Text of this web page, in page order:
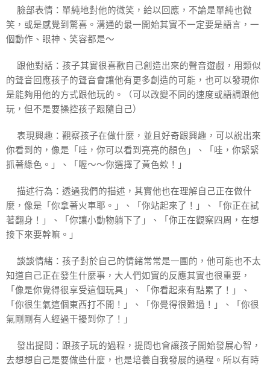
🐵臉部表情：單純地對他的微笑，給以回應，不論是單純也微
笑，或是感覺到驚喜。溝通的最一開始其實不一定要是語言，一
個動作、眼神、笑容都是～
🐔跟他對話：孩子其實很喜歡自己創造出來的聲音遊戲，用類似
的聲音回應孩子的聲音會讓他有更多創造的可能，也可以發現你
是能夠用他的方式跟他玩的。（可以改變不同的速度或語調跟他
玩，但不是要操控孩子跟隨自己）
🐝表現興趣：觀察孩子在做什麼，並且好奇跟興趣，可以說出來
你看到的，像是「哇，你可以看到亮亮的顏色」、「哇，你緊緊
抓著綠色。」、「喔～～你選擇了黃色欸！」
🦁描述行為：透過我們的描述，其實他也在理解自己正在做什
麼，像是「你拿著火車耶。」、「你站起來了！」、「你正在試
著翻身！」、「你讓小動物躺下了」、「你正在觀察四周，在想
接下來要幹嘛。」
🐶談談情緒：孩子對於自己的情緒常常是一團的，他可能也不太
知道自己正在發生什麼事，大人們如實的反應其實也很重要，
「像是你覺得很享受這個玩具」、「你看起來有點累了！」、
「你很生氣這個東西打不開！」、「你覺得很難過！」、「你很
氣剛剛有人經過干擾到你了！」
🐰發出提問：跟孩子玩的過程，提問也會讓孩子開始發展心智，
去想想自己是要做些什麼，也是培養自我發展的過程。所以有時